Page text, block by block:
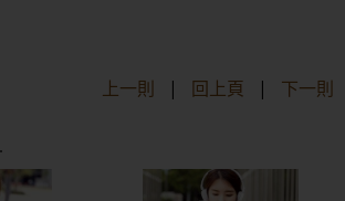
上一則 | 回上頁 | 下一則